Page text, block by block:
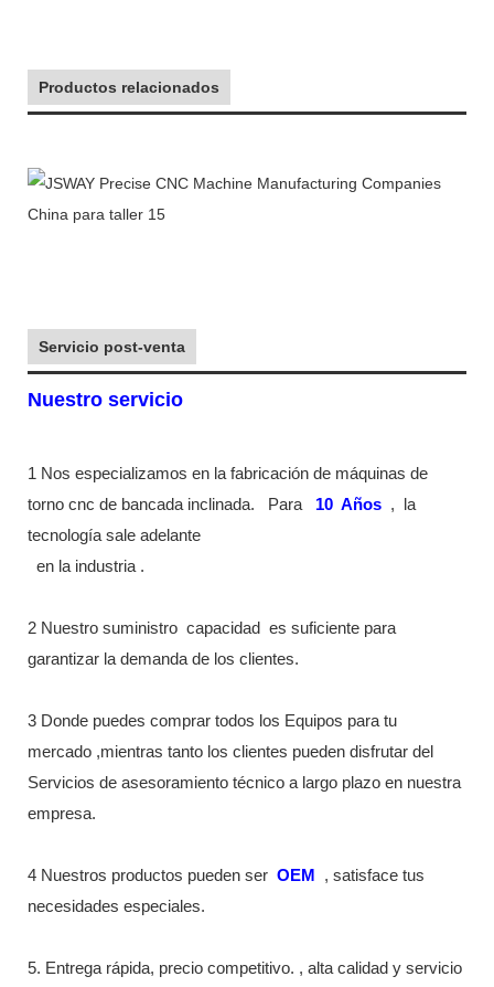
Productos relacionados
Servicio post-venta
Nuestro servicio
1 Nos especializamos en la fabricación de máquinas de
torno cnc de bancada inclinada.
Para 10 Años ,
la
tecnología sale adelante
en la industria .
2 Nuestro suministro capacidad
es suficiente para
garantizar la demanda de los clientes.
3 Donde puedes comprar todos los Equipos para tu
mercado ,mientras tanto los clientes pueden disfrutar del
Servicios de asesoramiento técnico a largo plazo en nuestra
empresa.
4 Nuestros productos pueden ser OEM
, satisface tus
necesidades especiales.
5. Entrega rápida, precio competitivo. , alta calidad y servicio